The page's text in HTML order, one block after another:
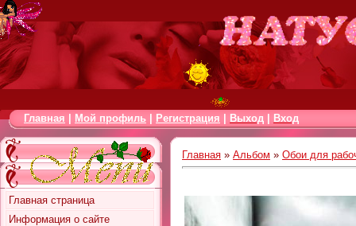
Главная Мой профиль Регистрация Выход Вход
Главная страница
Информация о сайте
Главная » Альбом » Обои для